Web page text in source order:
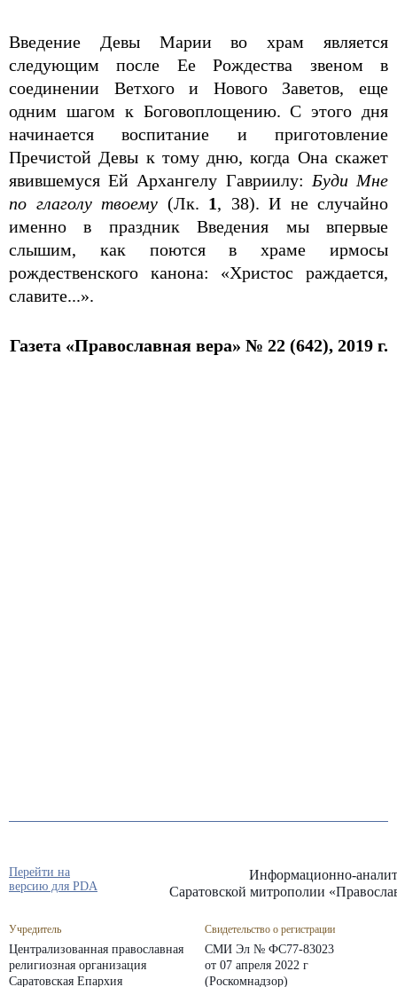
Введение Девы Марии во храм является
следующим после Ее Рождества звеном в
соединении Ветхого и Нового Заветов, еще
одним шагом к Боговоплощению. С этого дня
начинается воспитание и приготовление
Пречистой Девы к тому дню, когда Она скажет
явившемуся Ей Архангелу Гавриилу: Буди Мне
по глаголу твоему (Лк. 1, 38). И не случайно
именно в праздник Введения мы впервые
слышим, как поются в храме ирмосы
рождественского канона: «Христос раждается,
славите...».
Газета «Православная вера» № 22 (642), 2019 г.
Информационно-
Саратовской митрополии
Учредитель
Централизованная православная
религиозная организация
Саратовская Епархия
Свидетельство о регистрации
СМИ Эл № ФС77-83023
от 07 апреля 2022 г
(Роскомнадзор)
Перейти на
версию для PDA